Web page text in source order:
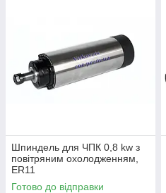
Шпиндель для ЧПК 0,8 kw з
повітряним охолодженням,
ER11
Готово до відправки